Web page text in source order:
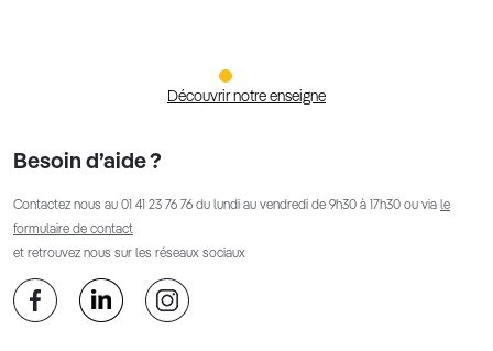
Découvrir notre enseigne
Besoin d’aide ?
Contactez nous au 01 41 23 76 76 du lundi au vendredi de 9h30 à 17h30 ou via le
formulaire de contact
et retrouvez nous sur les réseaux sociaux